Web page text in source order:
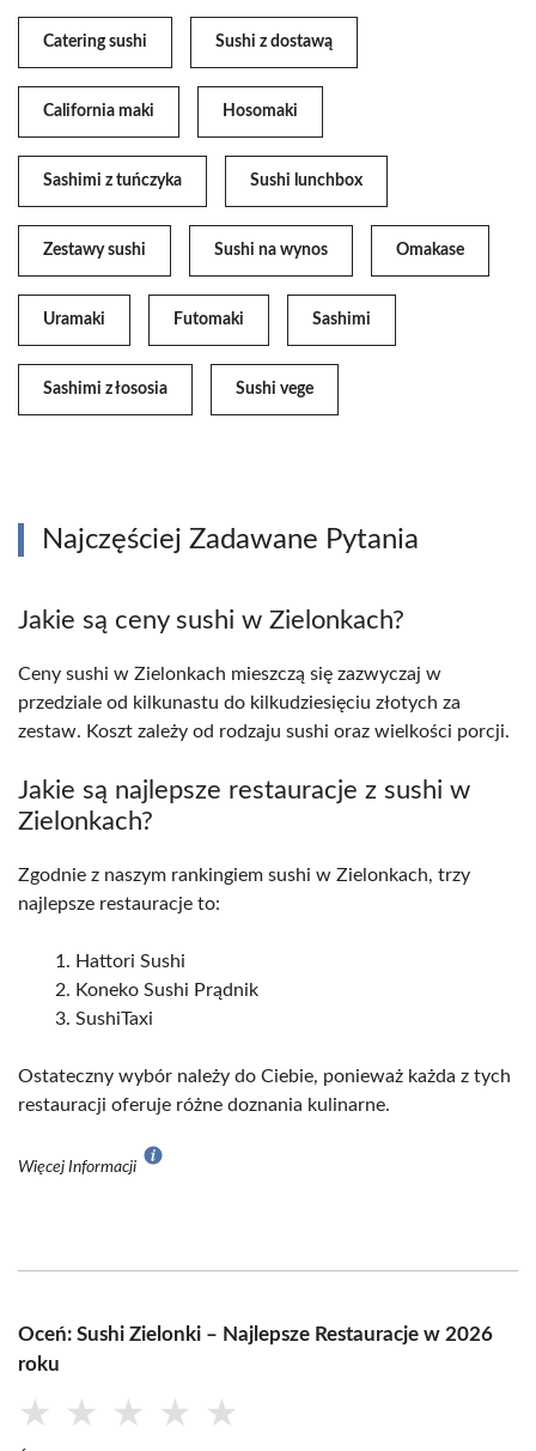
Catering sushi Sushi z dostawą
California maki Hosomaki
Sashimi z tuńczyka Sushi lunchbox
Zestawy sushi Sushi na wynos Omakase
Uramaki Futomaki Sashimi
Sashimi z łososia Sushi vege
Najczęściej Zadawane Pytania
Jakie są ceny sushi w Zielonkach?
Ceny sushi w Zielonkach mieszczą się zazwyczaj w
przedziale od kilkunastu do kilkudziesięciu złotych za
zestaw. Koszt zależy od rodzaju sushi oraz wielkości porcji.
Jakie są najlepsze restauracje z sushi w
Zielonkach?
Zgodnie z naszym rankingiem sushi w Zielonkach, trzy
najlepsze restauracje to:
Hattori Sushi
Koneko Sushi Prądnik
SushiTaxi
Ostateczny wybór należy do Ciebie, ponieważ każda z tych
restauracji oferuje różne doznania kulinarne.
Więcej Informacji
Oceń: Sushi Zielonki – Najlepsze Restauracje w 2026
roku
★ ★ ★ ★ ★